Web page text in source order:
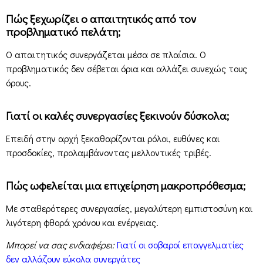
Πώς ξεχωρίζει ο απαιτητικός από τον
προβληματικό πελάτη;
Ο απαιτητικός συνεργάζεται μέσα σε πλαίσια. Ο
προβληματικός δεν σέβεται όρια και αλλάζει συνεχώς τους
όρους.
Γιατί οι καλές συνεργασίες ξεκινούν δύσκολα;
Επειδή στην αρχή ξεκαθαρίζονται ρόλοι, ευθύνες και
προσδοκίες, προλαμβάνοντας μελλοντικές τριβές.
Πώς ωφελείται μια επιχείρηση μακροπρόθεσμα;
Με σταθερότερες συνεργασίες, μεγαλύτερη εμπιστοσύνη και
λιγότερη φθορά χρόνου και ενέργειας.
Μπορεί να σας ενδιαφέρει:Γιατί οι σοβαροί επαγγελματίες
δεν αλλάζουν εύκολα συνεργάτες